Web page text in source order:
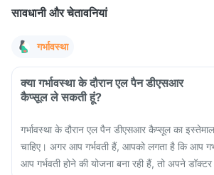
सावधानी और चेतावनियां
गर्भावस्था
क्या गर्भावस्था के दौरान एल पैन डीएसआर
कैप्सूल ले सकती हूं?
गर्भावस्था के दौरान एल पैन डीएसआर कैप्सूल का इस्तेमाल
चाहिए। अगर आप गर्भवती हैं, आपको लगता है कि आप
आप गर्भवती होने की योजना बना रही हैं, तो अपने